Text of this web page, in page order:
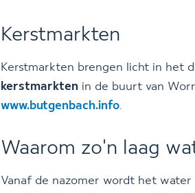
Kerstmarkten
Kerstmarkten brengen licht in het
kerstmarkten in de buurt van
www.butgenbach.info.
Waarom zo'n laag
Vanaf de nazomer wordt het